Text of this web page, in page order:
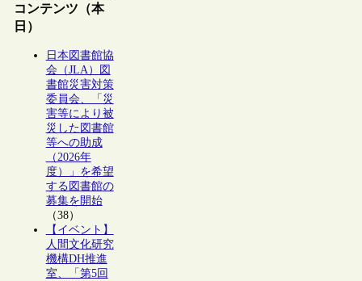
コンテンツ（本
日）
日本図書館協
会（JLA）図
書館災害対策
委員会、「災
害等により被
災した図書館
等への助成
（2026年
度）」を希望
する図書館の
募集を開始
（38）
【イベント】
人間文化研究
機構DH推進
室、「第5回